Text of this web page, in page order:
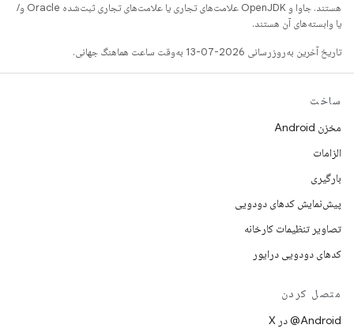
هستند. جاوا و OpenJDK علامت‌های تجاری یا علامت‌های تجاری ثبت‌شده Oracle و/
یا وابسته‌های آن هستند.
تاریخ آخرین به‌روزرسانی 2026-07-13 به‌وقت ساعت هماهنگ جهانی.
ساخت
مخزن Android
الزامات
بارگیری
پیش‌نمایش کدهای دودویی
تصاویر تنظیمات کارخانه
کدهای دودویی درایور
متصل کردن
‫‎@Android در X